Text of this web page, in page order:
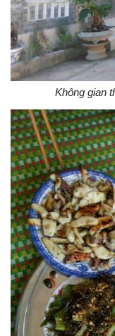
Không gian